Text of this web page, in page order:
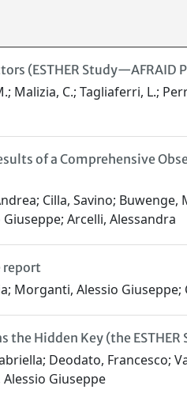
(ESTHER Study—AFRAID
Malizia, C.; Tagliaferri, L.;
of a Comprehensive
Cilla, Savino; Buwenge,
Arcelli, Alessandra
report
Morganti, Alessio Giuseppe;
Hidden Key (the ESTHER
Deodato, Francesco;
Giuseppe